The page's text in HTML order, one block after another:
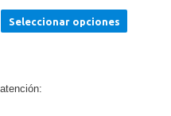
Seleccionar opciones